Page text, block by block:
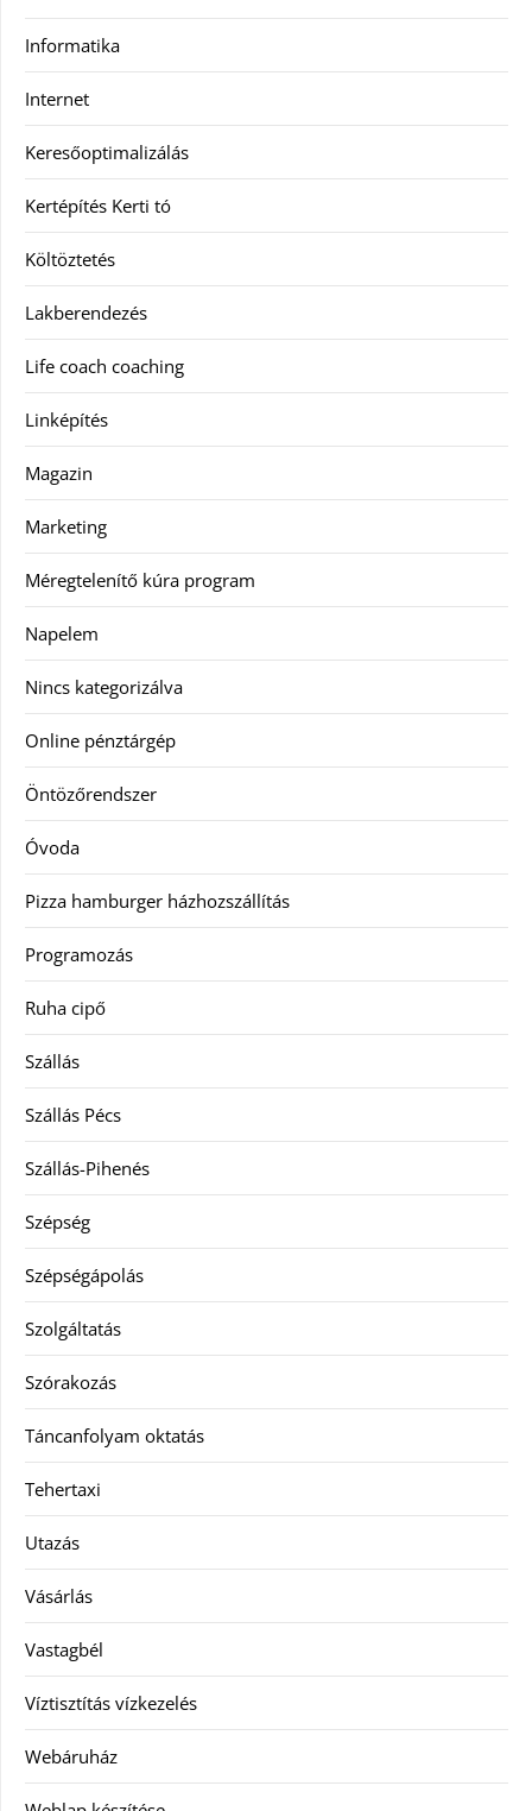
Informatika
Internet
Keresőoptimalizálás
Kertépítés Kerti tó
Költöztetés
Lakberendezés
Life coach coaching
Linképítés
Magazin
Marketing
Méregtelenítő kúra program
Napelem
Nincs kategorizálva
Online pénztárgép
Öntözőrendszer
Óvoda
Pizza hamburger házhozszállítás
Programozás
Ruha cipő
Szállás
Szállás Pécs
Szállás-Pihenés
Szépség
Szépségápolás
Szolgáltatás
Szórakozás
Táncanfolyam oktatás
Tehertaxi
Utazás
Vásárlás
Vastagbél
Víztisztítás vízkezelés
Webáruház